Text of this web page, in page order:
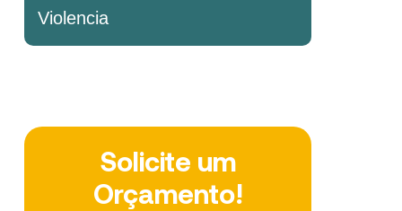
Violencia
Solicite um
Orçamento!